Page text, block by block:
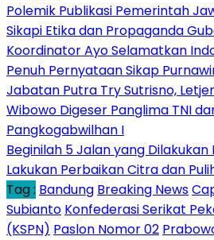
Polemik Publikasi Pemerintah
Sikapi Etika dan Propaganda
Koordinator Ayo Selamatkan
Penuh Pernyataan Sikap
Jabatan Putra Try Sutrisno,
Wibowo Digeser Panglima TNI
Pangkogabwilhan I
Beginilah 5 Jalan yang Dilakukan
Lakukan Perbaikan Citra dan
Tag : Bandung Breaking News
Subianto Konfederasi Serikat
(KSPN) Paslon Nomor 02